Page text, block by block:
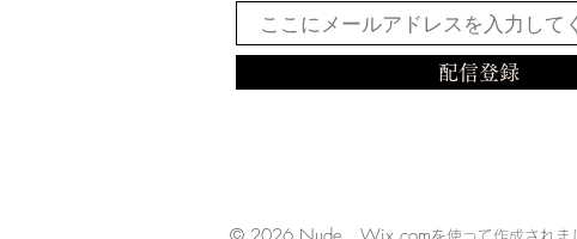
配信登録